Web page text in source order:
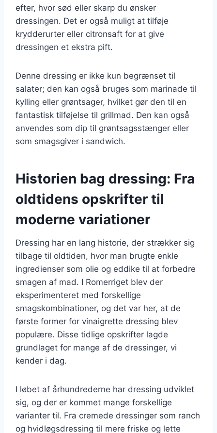
efter, hvor sød eller skarp du ønsker
dressingen. Det er også muligt at tilføje
krydderurter eller citronsaft for at give
dressingen et ekstra pift.
Denne dressing er ikke kun begrænset til
salater; den kan også bruges som marinade til
kylling eller grøntsager, hvilket gør den til en
fantastisk tilføjelse til grillmad. Den kan også
anvendes som dip til grøntsagsstænger eller
som smagsgiver i sandwich.
Historien bag dressing: Fra
oldtidens opskrifter til
moderne variationer
Dressing har en lang historie, der strækker sig
tilbage til oldtiden, hvor man brugte enkle
ingredienser som olie og eddike til at forbedre
smagen af mad. I Romerriget blev der
eksperimenteret med forskellige
smagskombinationer, og det var her, at de
første former for vinaigrette dressing blev
populære. Disse tidlige opskrifter lagde
grundlaget for mange af de dressinger, vi
kender i dag.
I løbet af århundrederne har dressing udviklet
sig, og der er kommet mange forskellige
varianter til. Fra cremede dressinger som ranch
og hvidløgsdressing til mere friske og lette